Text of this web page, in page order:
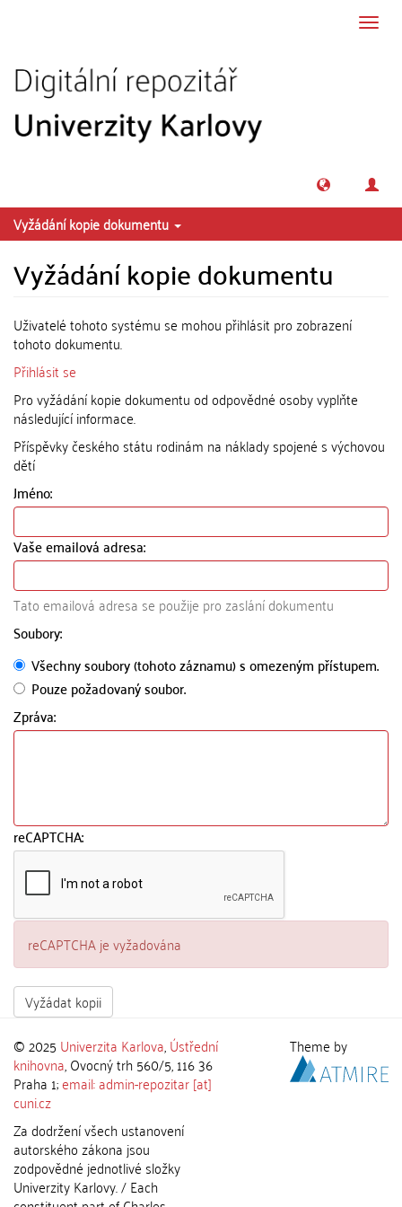
Vyžádání kopie dokumentu
Vyžádání kopie dokumentu
Uživatelé tohoto systému se mohou přihlásit pro zobrazení
tohoto dokumentu.
Přihlásit se
Pro vyžádání kopie dokumentu od odpovědné osoby vyplňte
následující informace.
Příspěvky českého státu rodinám na náklady spojené s výchovou
dětí
Jméno:
Vaše emailová adresa:
Tato emailová adresa se použije pro zaslání dokumentu
Soubory:
Všechny soubory (tohoto záznamu) s omezeným přístupem.
Pouze požadovaný soubor.
Zpráva:
reCAPTCHA:
reCAPTCHA je vyžadována
Vyžádat kopii
© 2025 Univerzita Karlova,Ústřední
knihovna, Ovocný trh 560/5, 116 36
Praha 1;email: admin-repozitar [at]
cuni.cz
Za dodržení všech ustanovení
autorského zákona jsou
zodpovědné jednotlivé složky
Univerzity Karlovy. / Each
Theme by